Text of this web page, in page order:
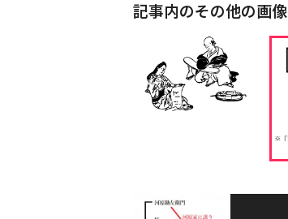
記事内のその他の画像